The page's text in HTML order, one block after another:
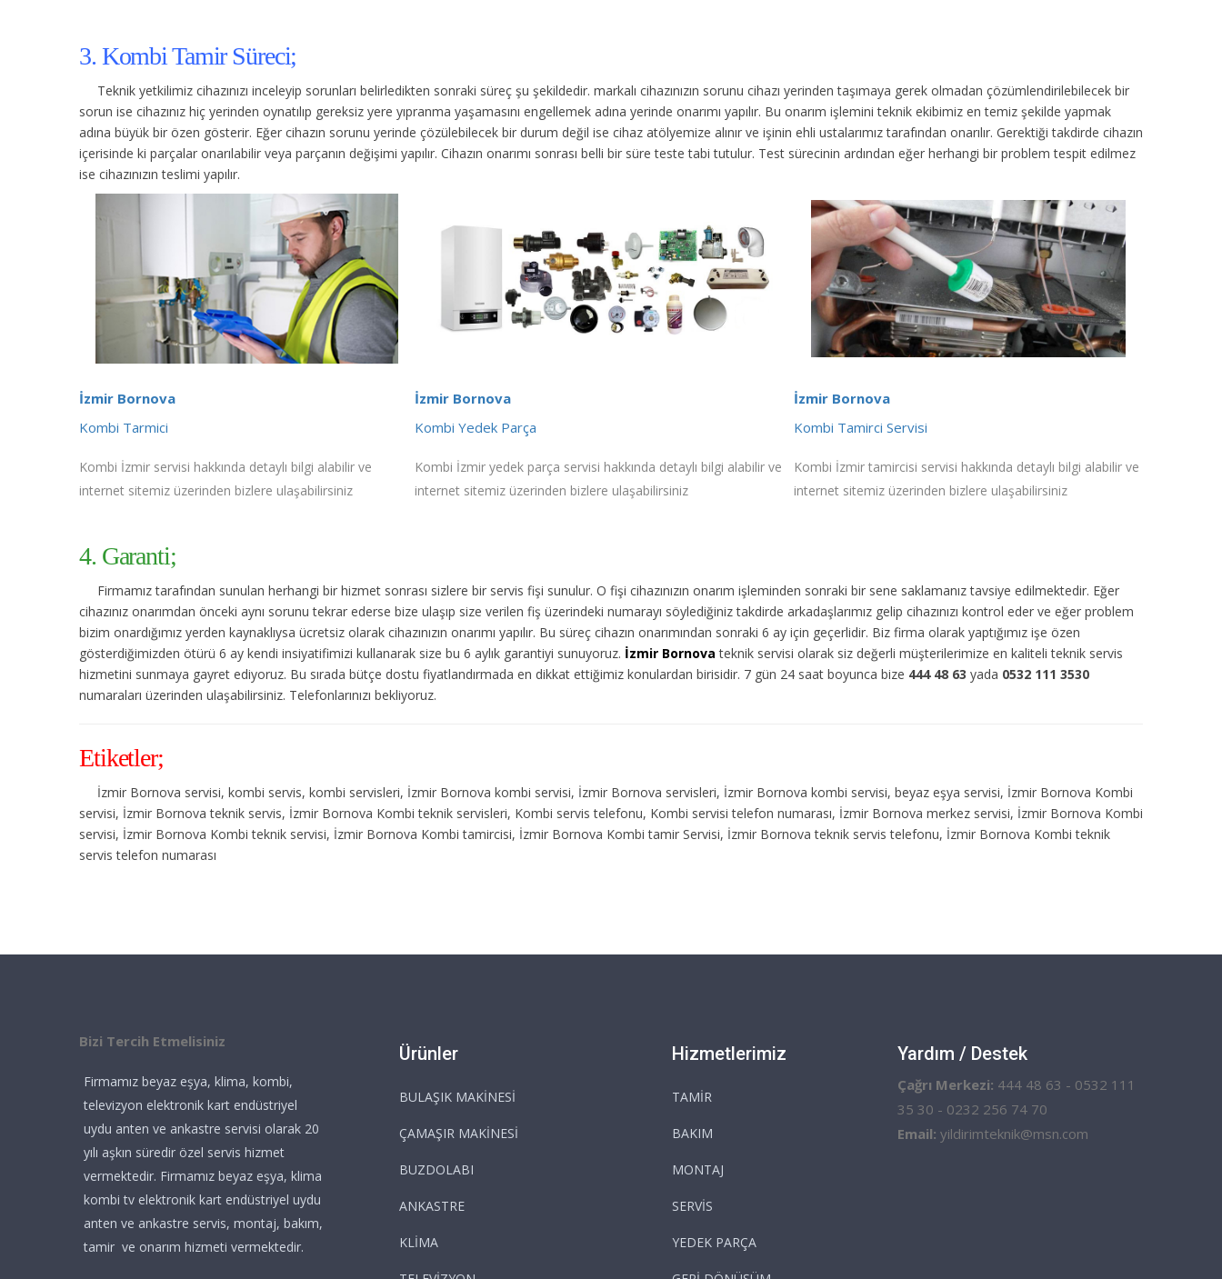
3. Kombi Tamir Süreci;
Teknik yetkilimiz cihazınızı inceleyip sorunları belirledikten sonraki süreç şu şekildedir. markalı cihazınızın sorunu cihazı yerinden taşımaya gerek olmadan çözümlendirilebilecek bir
sorun ise cihazınız hiç yerinden oynatılıp gereksiz yere yıpranma yaşamasını engellemek adına yerinde onarımı yapılır. Bu onarım işlemini teknik ekibimiz en temiz şekilde yapmak
adına büyük bir özen gösterir. Eğer cihazın sorunu yerinde çözülebilecek bir durum değil ise cihaz atölyemize alınır ve işinin ehli ustalarımız tarafından onarılır. Gerektiği takdirde cihazın
içerisinde ki parçalar onarılabilir veya parçanın değişimi yapılır. Cihazın onarımı sonrası belli bir süre teste tabi tutulur. Test sürecinin ardından eğer herhangi bir problem tespit edilmez
ise cihazınızın teslimi yapılır.
İzmir Bornova
Kombi Tarmici
Kombi İzmir servisi hakkında detaylı bilgi alabilir ve
internet sitemiz üzerinden bizlere ulaşabilirsiniz
İzmir Bornova
Kombi Yedek Parça
Kombi İzmir yedek parça servisi hakkında detaylı bilgi alabilir ve
internet sitemiz üzerinden bizlere ulaşabilirsiniz
İzmir Bornova
Kombi Tamirci Servisi
Kombi İzmir tamircisi servisi hakkında detaylı bilgi alabilir ve
internet sitemiz üzerinden bizlere ulaşabilirsiniz
4. Garanti;
Firmamız tarafından sunulan herhangi bir hizmet sonrası sizlere bir servis fişi sunulur. O fişi cihazınızın onarım işleminden sonraki bir sene saklamanız tavsiye edilmektedir. Eğer
cihazınız onarımdan önceki aynı sorunu tekrar ederse bize ulaşıp size verilen fiş üzerindeki numarayı söylediğiniz takdirde arkadaşlarımız gelip cihazınızı kontrol eder ve eğer problem
bizim onardığımız yerden kaynaklıysa ücretsiz olarak cihazınızın onarımı yapılır. Bu süreç cihazın onarımından sonraki 6 ay için geçerlidir. Biz firma olarak yaptığımız işe özen
gösterdiğimizden ötürü 6 ay kendi insiyatifimizi kullanarak size bu 6 aylık garantiyi sunuyoruz. İzmir Bornova teknik servisi olarak siz değerli müşterilerimize en kaliteli teknik servis
hizmetini sunmaya gayret ediyoruz. Bu sırada bütçe dostu fiyatlandırmada en dikkat ettiğimiz konulardan birisidir. 7 gün 24 saat boyunca bize 444 48 63 yada 0532 111 3530
numaraları üzerinden ulaşabilirsiniz. Telefonlarınızı bekliyoruz.
Etiketler;
İzmir Bornova servisi, kombi servis, kombi servisleri, İzmir Bornova kombi servisi, İzmir Bornova servisleri, İzmir Bornova kombi servisi, beyaz eşya servisi, İzmir Bornova Kombi
servisi, İzmir Bornova teknik servis, İzmir Bornova Kombi teknik servisleri, Kombi servis telefonu, Kombi servisi telefon numarası, İzmir Bornova merkez servisi, İzmir Bornova Kombi
servisi, İzmir Bornova Kombi teknik servisi, İzmir Bornova Kombi tamircisi, İzmir Bornova Kombi tamir Servisi, İzmir Bornova teknik servis telefonu, İzmir Bornova Kombi teknik
servis telefon numarası
Bizi Tercih Etmelisiniz
Firmamız beyaz eşya, klima, kombi,
televizyon elektronik kart endüstriyel
uydu anten ve ankastre servisi olarak 20
yılı aşkın süredir özel servis hizmet
vermektedir. Firmamız beyaz eşya, klima
kombi tv elektronik kart endüstriyel uydu
anten ve ankastre servis, montaj, bakım,
tamir ve onarım hizmeti vermektedir.
Ürünler
BULAŞIK MAKİNESİ
ÇAMAŞIR MAKİNESİ
BUZDOLABI
ANKASTRE
KLİMA
Hizmetlerimiz
TAMİR
BAKIM
MONTAJ
SERVİS
YEDEK PARÇA
Yardım / Destek
Çağrı Merkezi: 444 48 63 - 0532 111
35 30 - 0232 256 74 70
Email: yildirimteknik@msn.com